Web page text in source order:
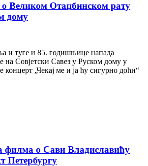
о Великом Отаџбинском рату
дому
и туге и 85. годишњице напада
на Совјетски Савез у Руском дому у
концерт „Чекај ме и ја ћу сигурно доћи“
филма о Сави Владиславићу
Петербургу